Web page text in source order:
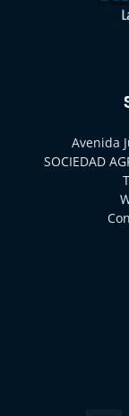
Avenida
SOCIEDAD